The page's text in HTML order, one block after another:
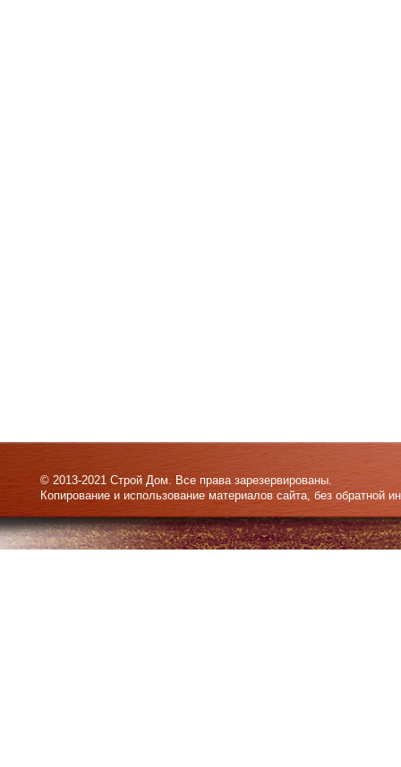
© 2013-2021 Строй Дом. Все права зарезервированы.
Копирование и использование материалов сайта, без обратной